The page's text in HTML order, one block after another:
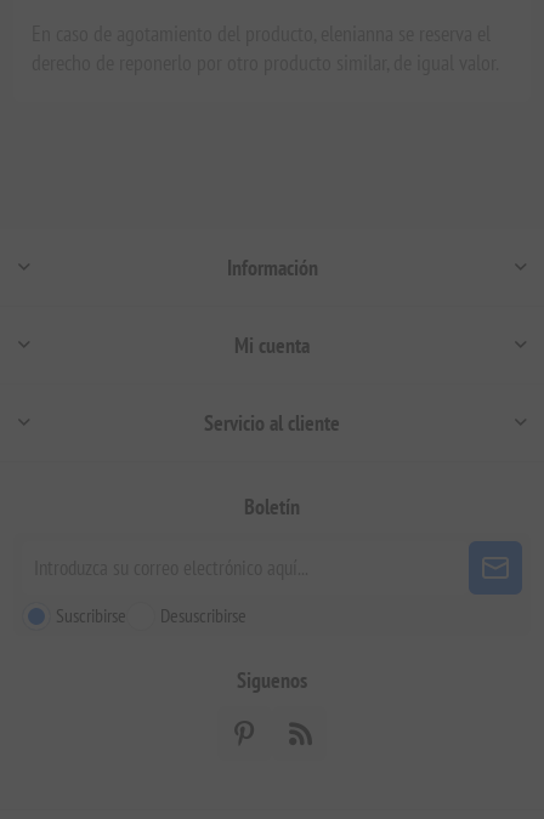
Información
Mi cuenta
Servicio al cliente
Boletín
Suscribirse Desuscribirse
Siguenos